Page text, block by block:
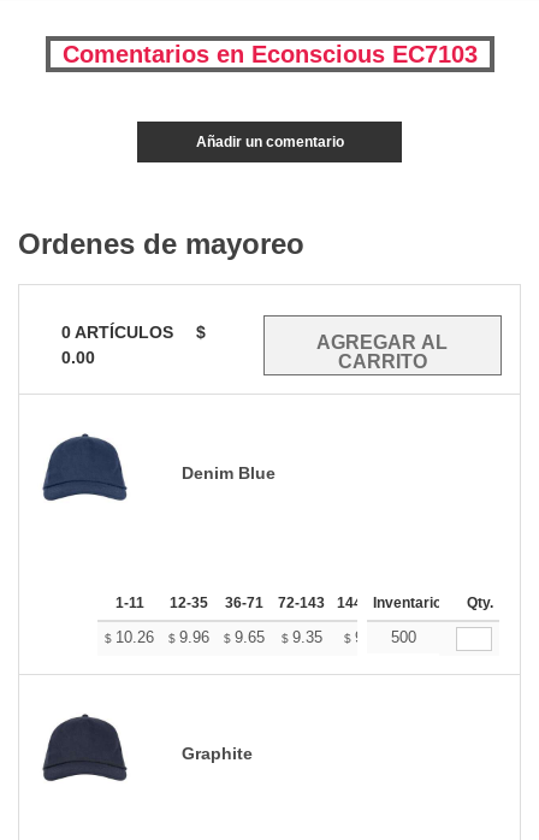
Comentarios en Econscious EC7103
Añadir un comentario
Ordenes de mayoreo
0ARTÍCULOS
$
0.00
Denim Blue
1-11 12-35 36-71 72-143 144-287 288 + Mas
Inventario Qty.
$ 10.26 $ 9.96 $ 9.65 $ 9.35 $ 9.04 $
500
Graphite